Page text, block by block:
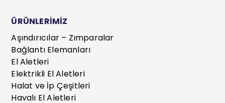
ÜRÜNLERİMİZ
Aşındırıcılar – Zımparalar
Bağlantı Elemanları
El Aletleri
Elektrikli El Aletleri
Halat ve İp Çeşitleri
Havalı El Aletleri